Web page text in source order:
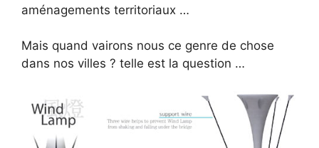
aménagements territoriaux …
Mais quand vairons nous ce genre de chose
dans nos villes ? telle est la question …